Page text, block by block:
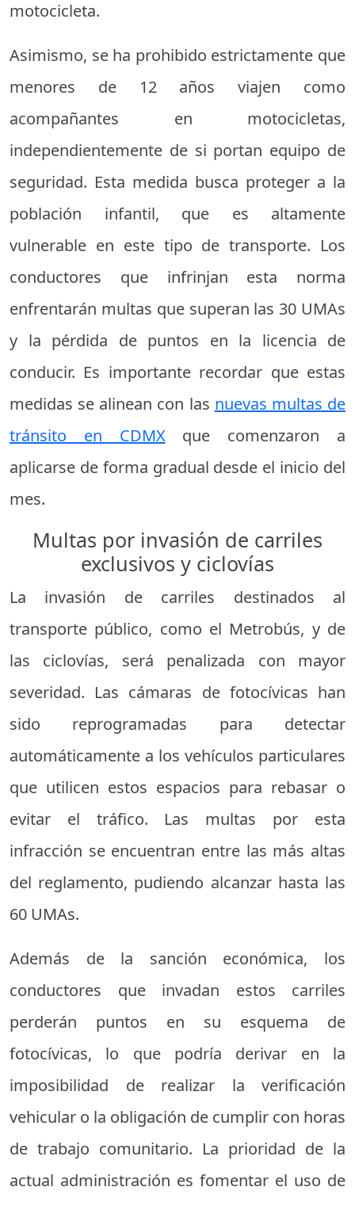
motocicleta.
Asimismo, se ha prohibido estrictamente que
menores de 12 años viajen como
acompañantes en motocicletas,
independientemente de si portan equipo de
seguridad. Esta medida busca proteger a la
población infantil, que es altamente
vulnerable en este tipo de transporte. Los
conductores que infrinjan esta norma
enfrentarán multas que superan las 30 UMAs
y la pérdida de puntos en la licencia de
conducir. Es importante recordar que estas
medidas se alinean con las nuevas multas de
tránsito en CDMXque comenzaron a
aplicarse de forma gradual desde el inicio del
mes.
Multas por invasión de carriles
exclusivos y ciclovías
La invasión de carriles destinados al
transporte público, como el Metrobús, y de
las ciclovías, será penalizada con mayor
severidad. Las cámaras de fotocívicas han
sido reprogramadas para detectar
automáticamente a los vehículos particulares
que utilicen estos espacios para rebasar o
evitar el tráfico. Las multas por esta
infracción se encuentran entre las más altas
del reglamento, pudiendo alcanzar hasta las
60 UMAs.
Además de la sanción económica, los
conductores que invadan estos carriles
perderán puntos en su esquema de
fotocívicas, lo que podría derivar en la
imposibilidad de realizar la verificación
vehicular o la obligación de cumplir con horas
de trabajo comunitario. La prioridad de la
actual administración es fomentar el uso de